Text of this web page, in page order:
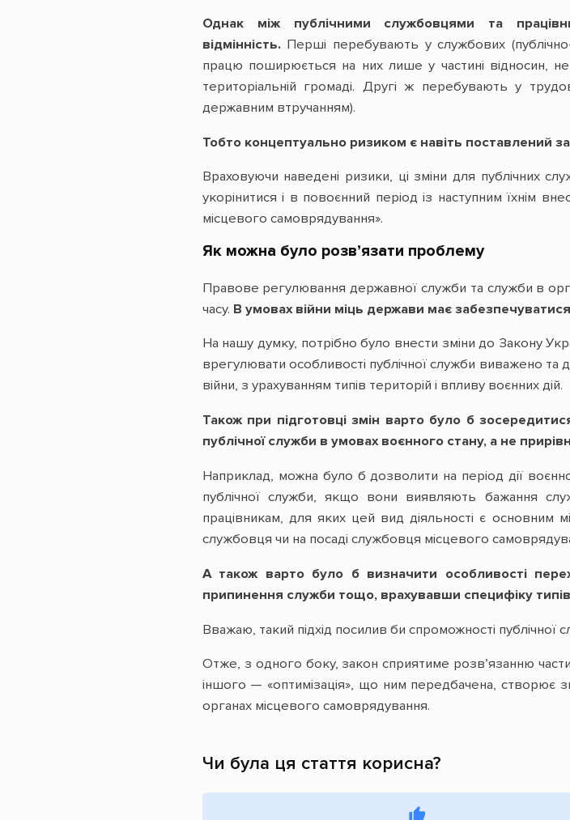
Однак між публічними службовцями та
відмінність.Перші перебувають у службових
працю поширюється на них лише у частині відносин,
територіальній громаді. Другі ж перебувають у
державним втручанням).
Тобто концептуально ризиком є навіть поставлений
Враховуючи наведені ризики, ці зміни для публічних
укорінитися і в повоєнний період із наступним їхнім
місцевого самоврядування».
Як можна було розв’язати проблему
Правове регулювання державної служби та служби в
часу. В умовах війни міць держави має
На нашу думку, потрібно було внести зміни до Закону
врегулювати особливості публічної служби виважено та
війни, з урахуванням типів територій і впливу воєнних дій.
Також при підготовці змін варто було б
публічної служби в умовах воєнного стану, а не
Наприклад, можна було б дозволити на період дії
публічної служби, якщо вони виявляють бажання
працівникам, для яких цей вид діяльності є основним
службовця чи на посаді службовця місцевого
А також варто було б визначити особливості
припинення служби тощо, врахувавши специфіку
Вважаю, такий підхід посилив би спроможності публічної
Отже, з одного боку, закон сприятиме розв’язанню
іншого — «оптимізація», що ним передбачена, створює
органах місцевого самоврядування.
Чи була ця стаття корисна?